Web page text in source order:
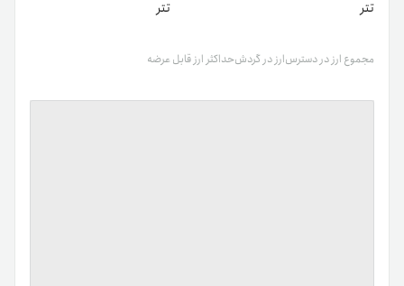
تتر تتر
مجموع ارز در دسترسارز در گردشحداکثر ارز قابل عرضه